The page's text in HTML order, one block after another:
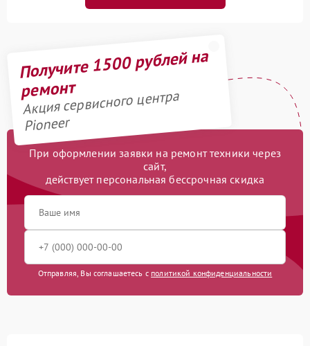
Получите 1500 рублей на
ремонт
Акция сервисного центра
Pioneer
При оформлении заявки на ремонт техники через
сайт,
действует персональная бессрочная скидка
Отправляя, Вы соглашаетесь с политикой конфиденциальности